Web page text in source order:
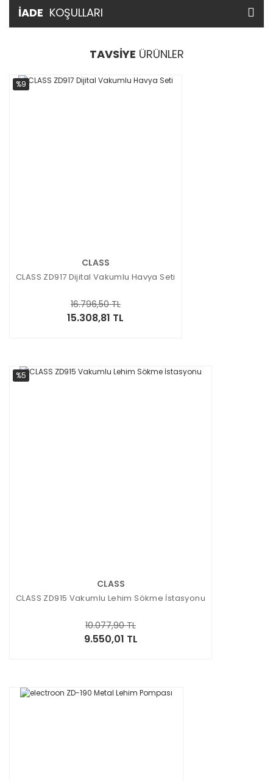
İADE KOŞULLARI
TAVSİYE ÜRÜNLER
%9
CLASS
CLASS ZD917 Dijital Vakumlu Havya Seti
15.308,81 TL
16.796,50 TL
%5
CLASS
CLASS ZD915 Vakumlu Lehim Sökme İstasyonu
9.550,01 TL
10.077,90 TL